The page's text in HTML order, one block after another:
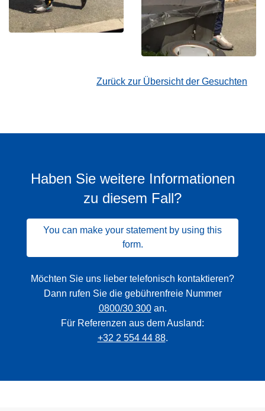
Zurück zur Übersicht der Gesuchten
Haben Sie weitere Informationen
zu diesem Fall?
You can make your statement by using this
form.
Möchten Sie uns lieber telefonisch kontaktieren?
Dann rufen Sie die gebührenfreie Nummer
0800/30 300an.
Für Referenzen aus dem Ausland:
+32 2 554 44 88.